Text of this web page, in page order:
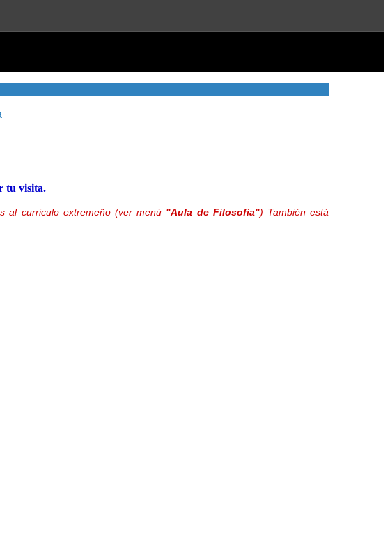
tu visita.
al curriculo extremeño (ver menú "Aula de Filosofía") También está